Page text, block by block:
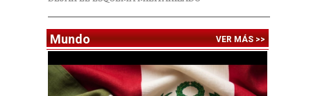
Mundo VER MÁS >>